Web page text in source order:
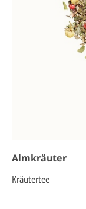
Almkräuter
Kräutertee